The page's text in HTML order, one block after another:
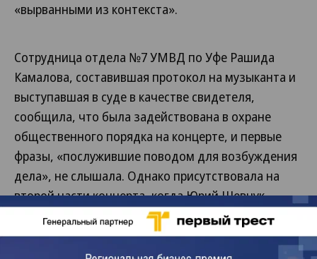
«вырванными из контекста».
Сотрудница отдела №7 УМВД по Уфе Рашида
Камалова, составившая протокол на музыканта и
выступавшая в суде в качестве свидетеля,
сообщила, что была задействована в охране
общественного порядка на концерте, и первые
фразы, «послужившие поводом для возбуждения
дела», не слышала. Однако присутствовала на
второй части концерта, когда Юрий Шевчук
расшифровал смысл спорного высказывания «Мы
против войны», пояснив, что речь идет именно о
войне на Украине. В словах музыканта сотрудник